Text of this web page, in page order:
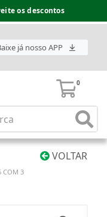
os descontos
já nosso APP
0
VOLTAR
COM 3